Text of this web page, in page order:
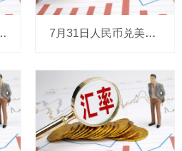
6.7898，调贬4个基点 7月31日人民币兑美元中间价报6.7894，下调2个基点